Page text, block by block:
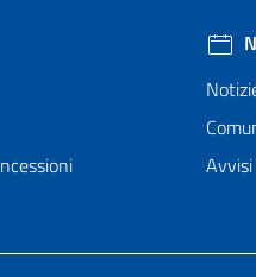
Avvisi